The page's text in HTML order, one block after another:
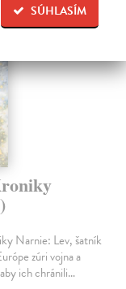
SÚHLASÍM
na sklade
Narnie: Lev, šatník
zúri vojna a
ich chránili…